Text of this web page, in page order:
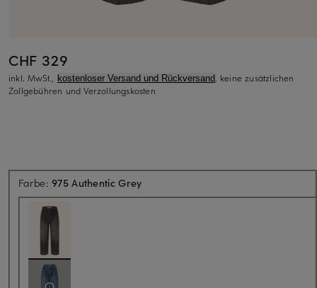
CHF 329
inkl. MwSt., kostenloser Versand und Rückversand, keine zusätzlichen
Zollgebühren und Verzollungskosten
Farbe:975 Authentic Grey